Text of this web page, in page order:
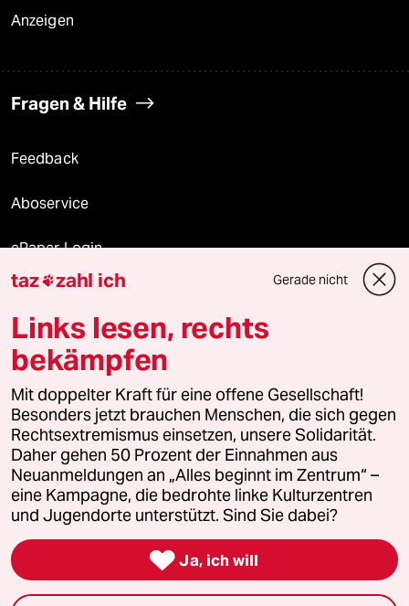
Anzeigen
Fragen & Hilfe
Feedback
Aboservice
ePaper Login
Downloads für Abonnierende
© 2026 taz Verlags und Vertriebs GmbH
Alle Rechte vorbehalten. Bei rechtlichen Fragen oder für Genehmigungen
wenden Sie sich bitte an
lizenzen@taz.de
Feedback Redaktionsstatut Kommune-Richtlinien
Leitlinie Informant Datenschutz Impressum AGB
Seitenwende Einwilligungen widerrufen (Ads)
taz zahl ich Gerade nicht
Links lesen, rechts
bekämpfen
Mit doppelter Kraft für eine offene Gesellschaft!
Besonders jetzt brauchen Menschen, die sich gegen
Rechtsextremismus einsetzen, unsere Solidarität.
Daher gehen 50 Prozent der Einnahmen aus
Neuanmeldungen an „Alles beginnt im Zentrum“ –
eine Kampagne, die bedrohte linke Kulturzentren
und Jugendorte unterstützt. Sind Sie dabei?
 Ja, ich will